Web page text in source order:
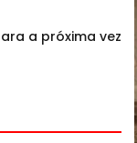
a próxima vez